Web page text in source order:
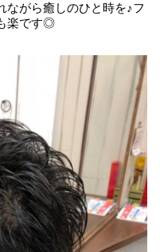
ながら癒しのひと時を♪フ
楽です◎